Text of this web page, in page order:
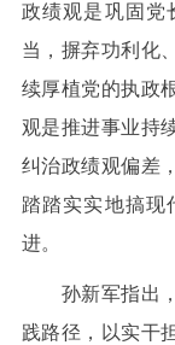
政绩观是巩固党
当，摒弃功利化
续厚植党的执政
观是推进事业持
纠治政绩观偏差
踏踏实实地搞现
进。
孙新军指出，
践路径，以实干